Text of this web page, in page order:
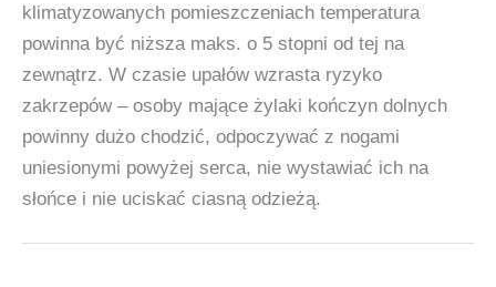
klimatyzowanych pomieszczeniach temperatura
powinna być niższa maks. o 5 stopni od tej na
zewnątrz. W czasie upałów wzrasta ryzyko
zakrzepów – osoby mające żylaki kończyn dolnych
powinny dużo chodzić, odpoczywać z nogami
uniesionymi powyżej serca, nie wystawiać ich na
słońce i nie uciskać ciasną odzieżą.